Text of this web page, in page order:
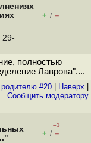
+ / –
29-
полностью
Лаврова"....
родителю #20 Наверх
Cообщить модератору
–3
+ / –